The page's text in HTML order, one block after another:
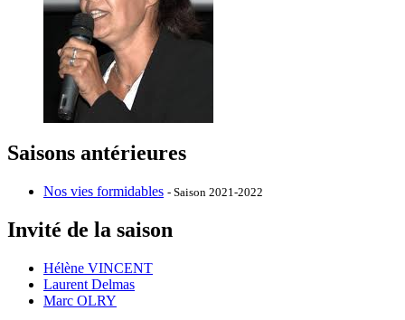
Saisons antérieures
Nos vies formidables - Saison 2021-2022
Invité de la saison
Hélène VINCENT
Laurent Delmas
Marc OLRY